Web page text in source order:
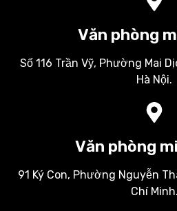
Văn phòng
Số 116 Trần Vỹ, Phường Mai
Hà Nội.
Văn phòng
91 Ký Con, Phường Nguyễn
Chí Minh.